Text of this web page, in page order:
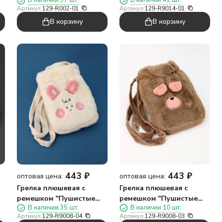
Артикул:129-R002-01
В корзину
(21*15,2 см)
Артикул:129-R9014-01
В корзину
оптовая цена: 443 ₽
Грелка плюшевая с
ремешком "Пушистые
друзья", зайка, 400 мл
(21*14 см)
В наличии 35 шт.
Артикул:129-R9008-04
оптовая цена: 443 ₽
Грелка плюшевая с
ремешком "Пушистые
друзья", капибара, 400
мл 20*14 см)
В наличии 10 шт.
Артикул:129-R9008-03